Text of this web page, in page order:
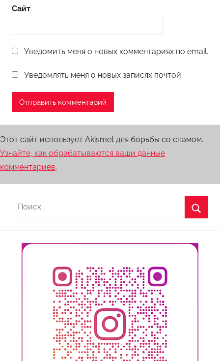
Сайт
Уведомить меня о новых комментариях по email.
Уведомлять меня о новых записях почтой.
Этот сайт использует Akismet для борьбы со спамом.
Узнайте, как обрабатываются ваши данные
комментариев.
Найти: